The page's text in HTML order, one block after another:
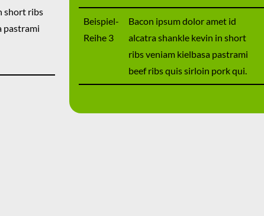
short ribs
pastrami
Beispiel-
Reihe 3
Bacon ipsum dolor amet id
alcatra shankle kevin in short
ribs veniam kielbasa pastrami
beef ribs quis sirloin pork qui.